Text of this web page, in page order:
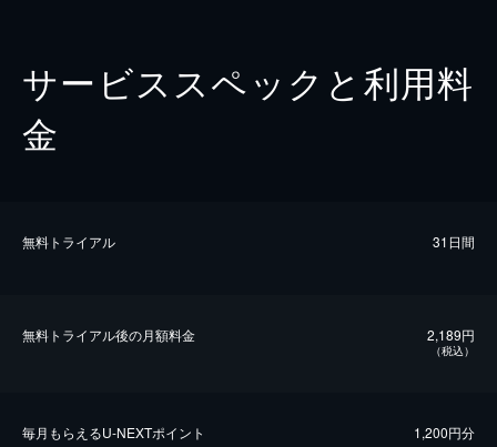
サービススペックと利用料
金
無料トライアル 31日間
無料トライアル後の⽉額料金 2,189円
（税込）
毎⽉もらえるU-NEXTポイント 1,200円分